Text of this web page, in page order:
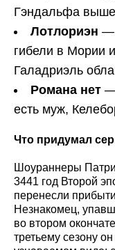
Гэндальфа выше
Лотлориэн —
гибели в Мории
Галадриэль
Романа нет —
есть муж,
Что придумал
Шоураннеры
3441 год Второй
перенесли
Незнакомец,
во втором
третьему сезону